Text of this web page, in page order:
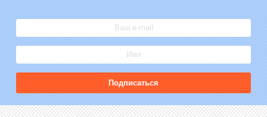
Подписаться